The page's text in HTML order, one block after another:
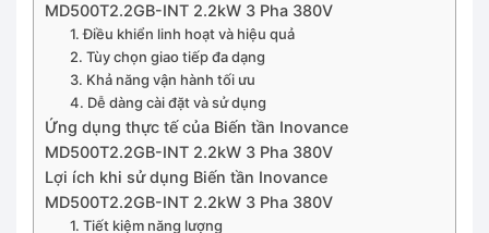
MD500T2.2GB-INT 2.2kW 3 Pha 380V
1. Điều khiển linh hoạt và hiệu quả
2. Tùy chọn giao tiếp đa dạng
3. Khả năng vận hành tối ưu
4. Dễ dàng cài đặt và sử dụng
Ứng dụng thực tế của Biến tần Inovance
MD500T2.2GB-INT 2.2kW 3 Pha 380V
Lợi ích khi sử dụng Biến tần Inovance
MD500T2.2GB-INT 2.2kW 3 Pha 380V
1. Tiết kiệm năng lượng